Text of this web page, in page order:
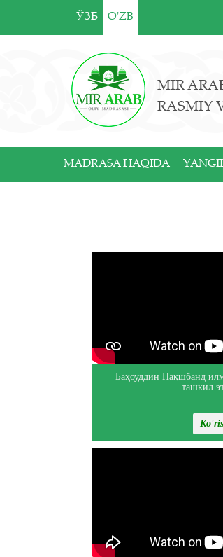
ЎЗБ O'ZB
MIR
RASMIY
MADRASA HAQIDA
Баҳоуддин Нақшбанд
ташкил